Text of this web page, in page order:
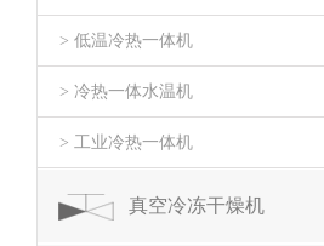
> 低温冷热一体机
> 冷热一体水温机
> 工业冷热一体机
真空冷冻干燥机